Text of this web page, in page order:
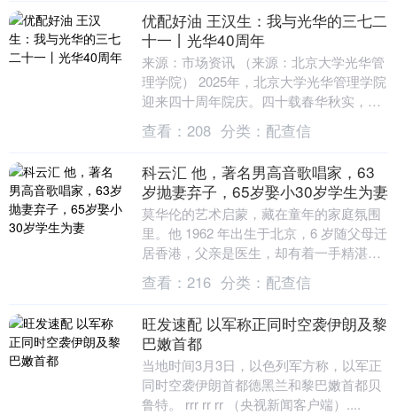
优配好油 王汉生：我与光华的三七二
十一丨光华40周年
来源：市场资讯 （来源：北京大学光华管
理学院） 2025年，北京大学光华管理学院
迎来四十周年院庆。四十载春华秋实，北
大光华在改革开放的历史浪潮中应运而
生，也在这....
查看： 208 分类： 配查信
科云汇 他，著名男高音歌唱家，63
岁抛妻弃子，65岁娶小30岁学生为妻
莫华伦的艺术启蒙，藏在童年的家庭氛围
里。他 1962 年出生于北京，6 岁随父母迁
居香港，父亲是医生，却有着一手精湛的
小提琴技艺，家里的客厅时常飘出古典音
乐的旋....
查看： 216 分类： 配查信
旺发速配 以军称正同时空袭伊朗及黎
巴嫩首都
当地时间3月3日，以色列军方称，以军正
同时空袭伊朗首都德黑兰和黎巴嫩首都贝
鲁特。 rrr rr rr （央视新闻客户端）....